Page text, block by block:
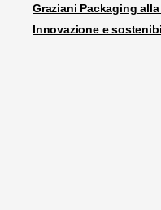
Graziani Packaging
Innovazione e